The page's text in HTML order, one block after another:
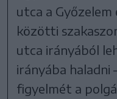
utca a Győzelem
közötti
utca irányából
irányába haladni
figyelmét a